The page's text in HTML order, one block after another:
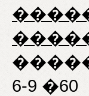
6-9 �60